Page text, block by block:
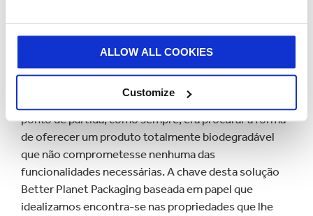
ALLOW ALL COOKIES
Customize
Por sua vez, Arco Berkenbosch, Vice-presidente de
Inovação e Desenvolvimento da Smurfit Kappa,
acrescentou que “este projeto foi o resultado de um
Smurfit Kappa e a Patani Global Food B.V. O nosso
ponto de partida, como sempre, era procurar a forma
de oferecer um produto totalmente biodegradável
que não comprometesse nenhuma das
funcionalidades necessárias. A chave desta solução
Better Planet Packaging baseada em papel que
idealizamos encontra-se nas propriedades que lhe